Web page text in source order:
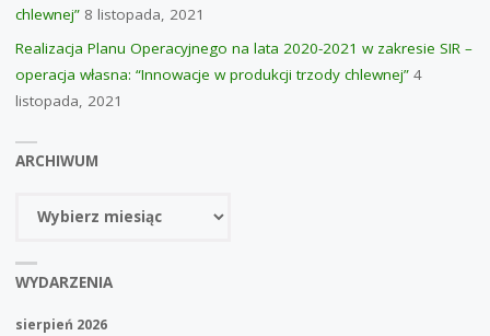
chlewnej” 8 listopada, 2021
Realizacja Planu Operacyjnego na lata 2020-2021 w zakresie SIR –
operacja własna: “Innowacje w produkcji trzody chlewnej” 4
listopada, 2021
ARCHIWUM
WYDARZENIA
sierpień 2026